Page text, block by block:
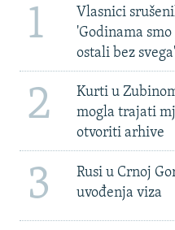
1
Vlasnici
'Godinama
ostali bez svega'
2
Kurti u
mogla trajati
otvoriti arhive
3
Rusi u Crnoj
uvođenja viza